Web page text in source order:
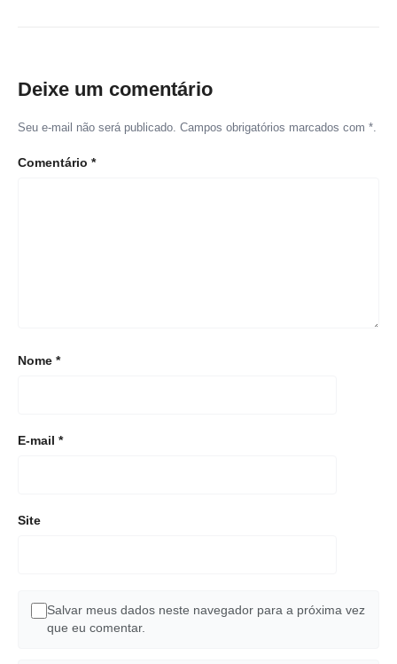
Deixe um comentário
Seu e-mail não será publicado. Campos obrigatórios marcados com *.
Comentário *
Nome *
E-mail *
Site
Salvar meus dados neste navegador para a próxima vez
que eu comentar.